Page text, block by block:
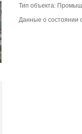
Тип объекта:
Данные о состоянии